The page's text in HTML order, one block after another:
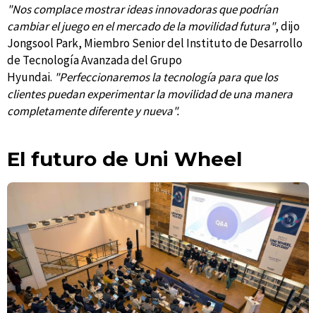
"Nos complace mostrar ideas innovadoras que podrían
cambiar el juego en el mercado de la movilidad futura", dijo
Jongsool Park, Miembro Senior del Instituto de Desarrollo
de Tecnología Avanzada del Grupo
Hyundai. "Perfeccionaremos la tecnología para que los
clientes puedan experimentar la movilidad de una manera
completamente diferente y nueva".
El futuro de Uni Wheel